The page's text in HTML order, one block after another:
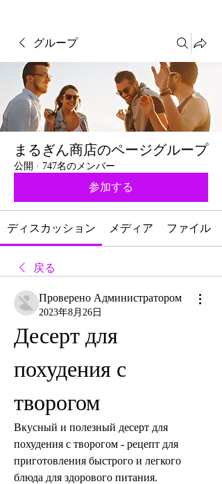
グループ
まるぎん商店のページグループ
公開 · 747名のメンバー
参加する
ディスカッション メディア ファイル
戻る
Проверено Администратором
2023年8月26日
Десерт для
похудения с
творогом
Вкусный и полезный десерт для
похудения с творогом - рецепт для
приготовления быстрого и легкого
блюда для здорового питания.